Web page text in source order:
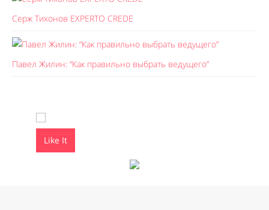
Серж Тихонов EXPERTO CREDE
Павел Жилин: “Как правильно выбрать ведущего”
Like It